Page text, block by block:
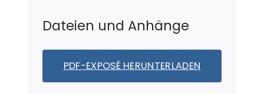
Dateien und Anhänge
PDF-EXPOSÉ HERUNTERLADEN